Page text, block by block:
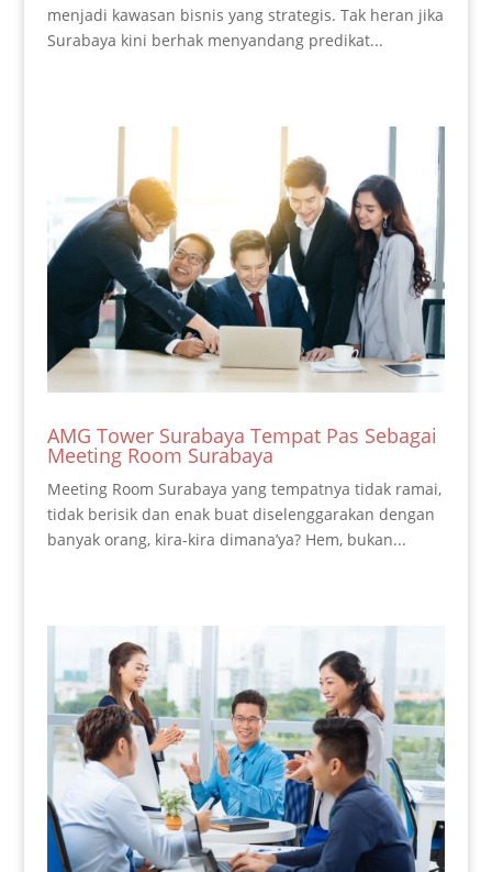
menjadi kawasan bisnis yang strategis. Tak heran jika
Surabaya kini berhak menyandang predikat...
AMG Tower Surabaya Tempat Pas Sebagai
Meeting Room Surabaya
Meeting Room Surabaya yang tempatnya tidak ramai,
tidak berisik dan enak buat diselenggarakan dengan
banyak orang, kira-kira dimana’ya? Hem, bukan...